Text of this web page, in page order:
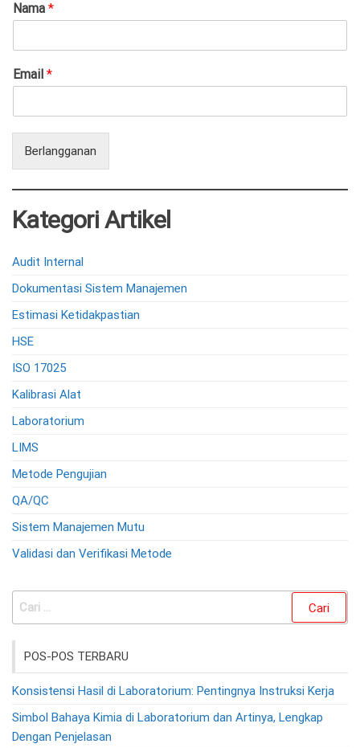
Nama *
Email *
Berlangganan
Kategori Artikel
Audit Internal
Dokumentasi Sistem Manajemen
Estimasi Ketidakpastian
HSE
ISO 17025
Kalibrasi Alat
Laboratorium
LIMS
Metode Pengujian
QA/QC
Sistem Manajemen Mutu
Validasi dan Verifikasi Metode
Cari
POS-POS TERBARU
Konsistensi Hasil di Laboratorium: Pentingnya Instruksi Kerja
Simbol Bahaya Kimia di Laboratorium dan Artinya, Lengkap
Dengan Penjelasan